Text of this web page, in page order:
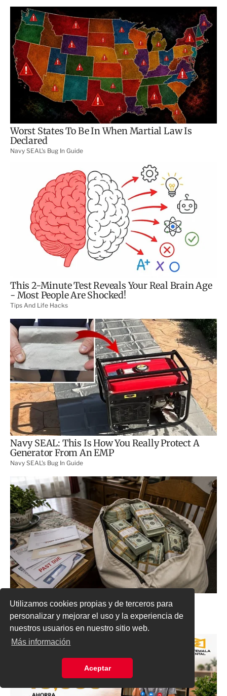
Utilizamos cookies propias y de terceros para
personalizar y mejorar el uso y la experiencia de
nuestros usuarios en nuestro sitio web.
Más información
Aceptar